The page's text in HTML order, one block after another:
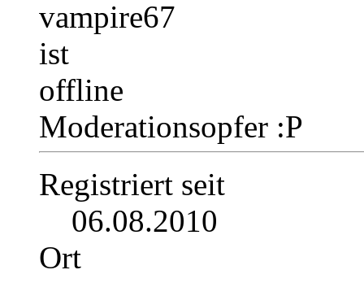
Moderationsopfer :P
Registriert seit
06.08.2010
Ort